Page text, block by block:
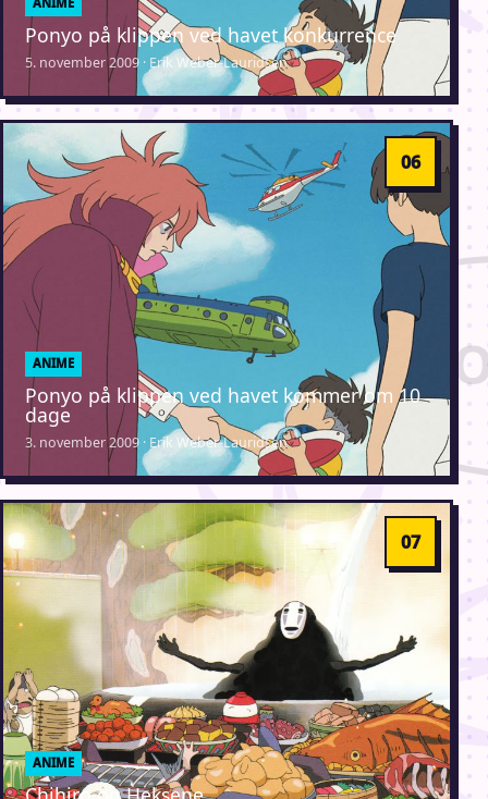
Ponyo på klippen ved havet konkurrence
5. november 2009 · Erik Weber-Lauridsen
ANIME
Ponyo på klippen ved havet kommer om 10
dage
3. november 2009 · Erik Weber-Lauridsen
ANIME